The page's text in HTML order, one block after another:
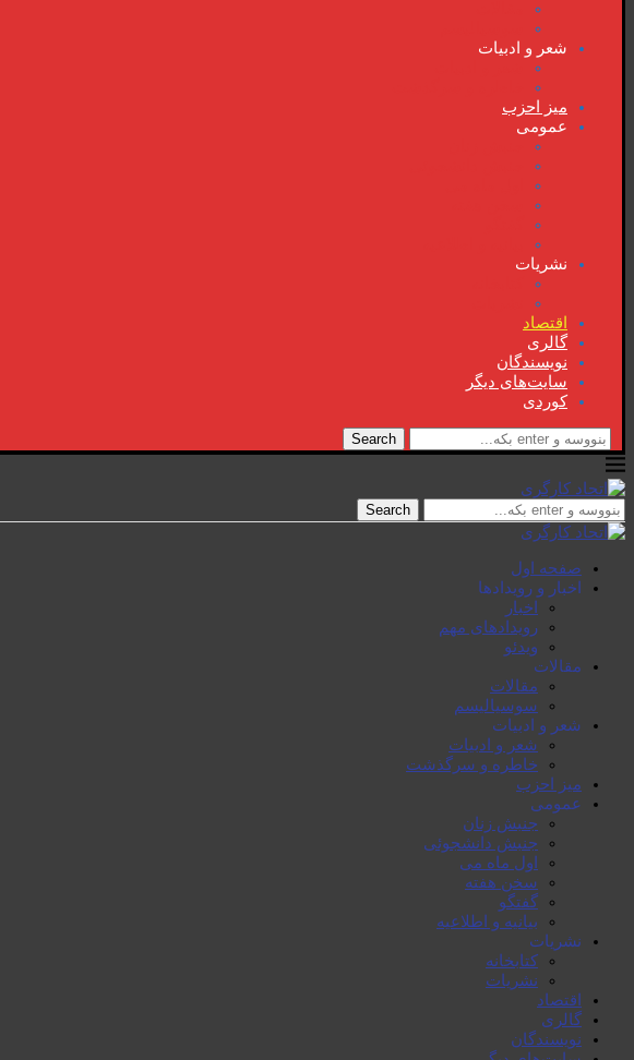
شعر و ادبیات
میز احزب
عمومی
نشریات
اقتصاد
گالری
نویسندگان
سایت‌های دیگر
کوردی
Search
Search
صفحە اول
اخبار و رویدادها
اخبار
رویدادهای مهم
ویدئو
مقالات
مقالات
سوسیالیسم
شعر و ادبیات
شعر و ادبیات
خاطرە و سرگذشت
میز احزب
عمومی
جنبش زنان
جنبش دانشجوئی
اول ماە می
سخن هفتە
گفتگو
بیانیە و اطلاعیە
نشریات
کتابخانە
نشریات
اقتصاد
گالری
نویسندگان